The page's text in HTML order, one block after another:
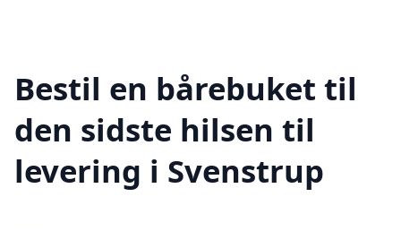
Bestil en bårebuket til
den sidste hilsen til
levering i Svenstrup